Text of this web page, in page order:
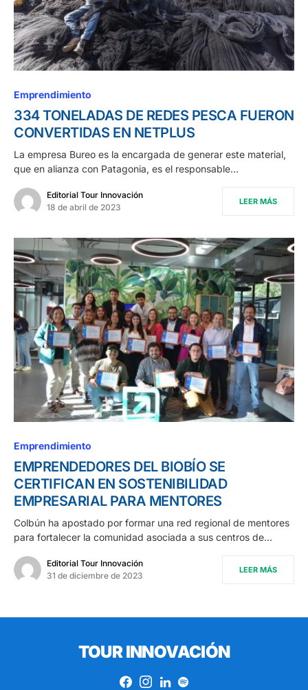
Emprendimiento
334 TONELADAS DE REDES PESCA FUERON
CONVERTIDAS EN NETPLUS
La empresa Bureo es la encargada de generar este material,
que en alianza con Patagonia, es el responsable…
Editorial Tour Innovación
18 de abril de 2023
LEER MÁS
Emprendimiento
EMPRENDEDORES DEL BIOBÍO SE
CERTIFICAN EN SOSTENIBILIDAD
EMPRESARIAL PARA MENTORES
Colbún ha apostado por formar una red regional de mentores
para fortalecer la comunidad asociada a sus centros de…
Editorial Tour Innovación
31 de diciembre de 2023
LEER MÁS
TOUR INNOVACIÓN